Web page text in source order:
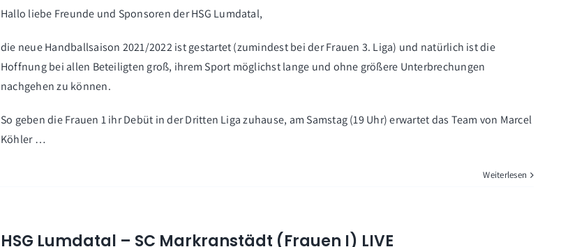
Hallo liebe Freunde und Sponsoren der HSG Lumdatal,
die neue Handballsaison 2021/2022 ist gestartet (zumindest bei der Frauen 3. Liga) und natürlich ist die
Hoffnung bei allen Beteiligten groß, ihrem Sport möglichst lange und ohne größere Unterbrechungen
nachgehen zu können.
So geben die Frauen 1 ihr Debüt in der Dritten Liga zuhause, am Samstag (19 Uhr) erwartet das Team von Marcel
Köhler …
Weiterlesen
HSG Lumdatal – SC Markranstädt (Frauen I) LIVE